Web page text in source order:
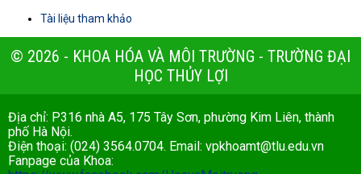
Tài liệu tham khảo
© 2026 - KHOA HÓA VÀ MÔI TRƯỜNG - TRƯỜNG ĐẠI
HỌC THỦY LỢI
Địa chỉ: P316 nhà A5, 175 Tây Sơn, phường Kim Liên, thành
phố Hà Nội.
Điện thoại: (024) 3564.0704. Email: vpkhoamt@tlu.edu.vn
Fanpage của Khoa: